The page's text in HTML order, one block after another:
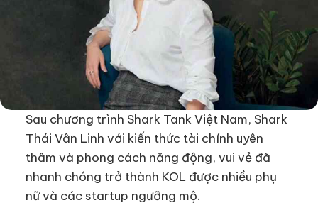
Sau chương trình Shark Tank Việt Nam, Shark
Thái Vân Linh với kiến thức tài chính uyên
thâm và phong cách năng động, vui vẻ đã
nhanh chóng trở thành KOL được nhiều phụ
nữ và các startup ngưỡng mộ.